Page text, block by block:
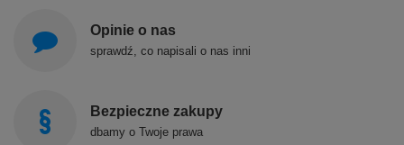
Opinie o nas
sprawdź, co napisali o nas inni
Bezpieczne zakupy
dbamy o Twoje prawa